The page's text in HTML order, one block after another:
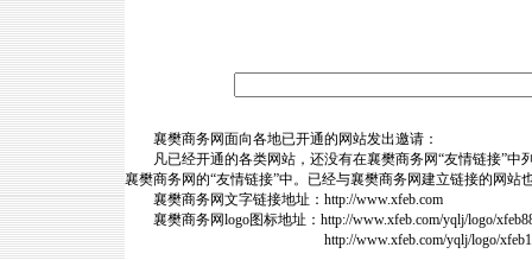
襄樊商务网面向各地已开通的网站发出邀请：
凡已经开通的各类网站，还没有在襄樊商务网“友情链接”中
襄樊商务网的“友情链接”中。已经与襄樊商务网建立链接的网
襄樊商务网文字链接地址：http://www.xfeb.com
襄樊商务网logo图标地址：http://www.xfeb.com/yqlj/logo/
http://www.xfeb.com/yqlj/logo/